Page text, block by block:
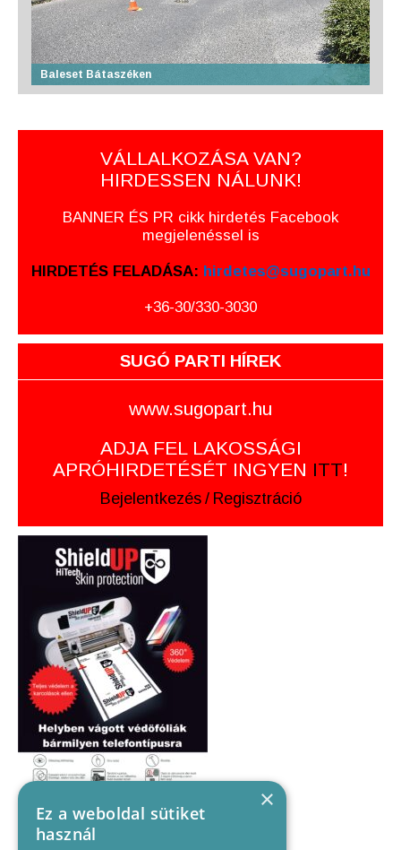
Baleset Bátaszéken
VÁLLALKOZÁSA VAN?
HIRDESSEN NÁLUNK!
BANNER ÉS PR cikk hirdetés Facebook
megjelenéssel is
HIRDETÉS FELADÁSA: hirdetes@sugopart.hu
+36-30/330-3030
SUGÓ PARTI HÍREK
www.sugopart.hu
ADJA FEL LAKOSSÁGI
APRÓHIRDETÉSÉT INGYEN ITT!
Bejelentkezés / Regisztráció
×
Ez a weboldal sütiket
használ